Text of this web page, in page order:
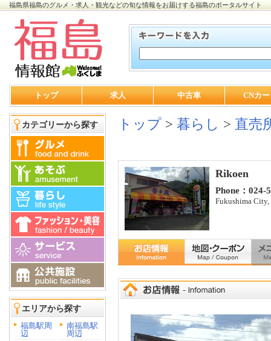
福島県福島のグルメ・求人・観光などの旬な情報をお届けする福島のポータルサイト
トップ 求人 中古車 CNカ
カテゴリーから探す
エリアから探す
福島駅周
辺
南福島駅
周辺
トップ > 暮らし > 直売
Rikoen
Phone：024-
Fukushima City,